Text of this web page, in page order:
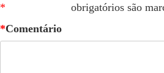
obrigatórios são
*
Comentário
*